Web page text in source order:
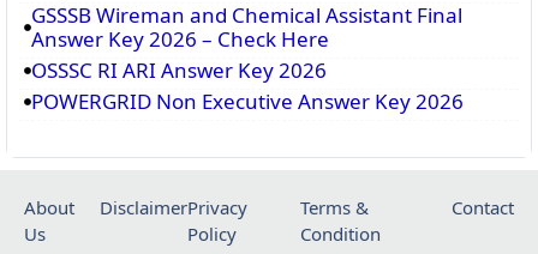
GSSSB Wireman and Chemical Assistant Final
Answer Key 2026 – Check Here
OSSSC RI ARI Answer Key 2026
POWERGRID Non Executive Answer Key 2026
About
Us
DisclaimerPrivacy
Policy
Terms &
Condition
Contact